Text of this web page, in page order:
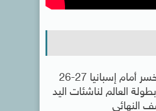
مصر تخسر أمام إسبانيا 27-26
العالم لناشئات اليد
النهائى